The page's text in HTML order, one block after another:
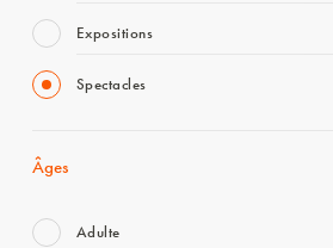
Expositions
Spectacles
Âges
Adulte